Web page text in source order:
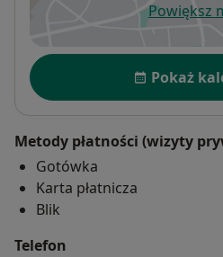
Powiększ
Dostępność
Pokaż
Metody płatności (wizyty
Gotówka
Karta płatnicza
Blik
Telefon